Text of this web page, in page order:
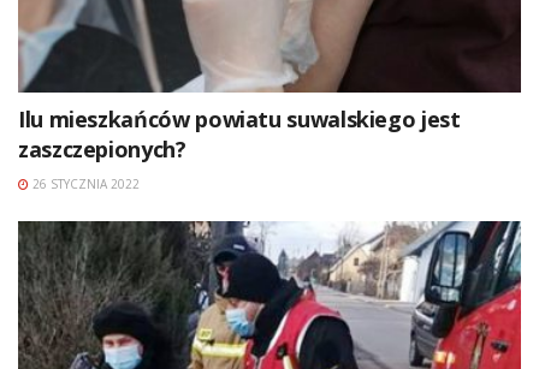
Ilu mieszkańców powiatu suwalskiego jest
zaszczepionych?
26 STYCZNIA 2022